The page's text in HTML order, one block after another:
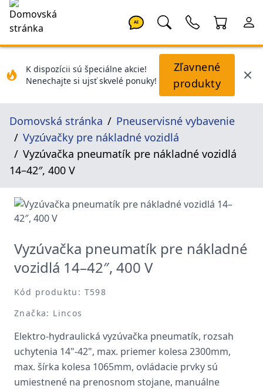
AI
K dispozícii sú špeciálne akcie!
Nenechajte si ujsť skvelé ponuky!
Zľavnené
produkty
Domovská stránka
Pneuservisné vybavenie
Vyzúvačky pre nákladné vozidlá
Vyzúvačka pneumatík pre nákladné vozidlá
14–42″, 400 V
Vyzúvačka pneumatík pre nákladné
vozidlá 14–42″, 400 V
Kód produktu: T598
Značka: Lincos
Elektro-hydraulická vyzúvačka pneumatík, rozsah
uchytenia 14"-42", max. priemer kolesa 2300mm,
max. šírka kolesa 1065mm, ovládacie prvky sú
umiestnené na prenosnom stojane, manuálne